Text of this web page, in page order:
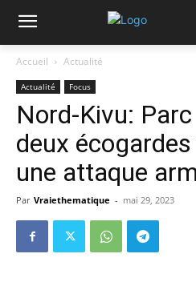
Accueil Actualité
Actualité Focus
Nord-Kivu:
deux
une attaque
Par Vraiethematique - mai 29, 2023